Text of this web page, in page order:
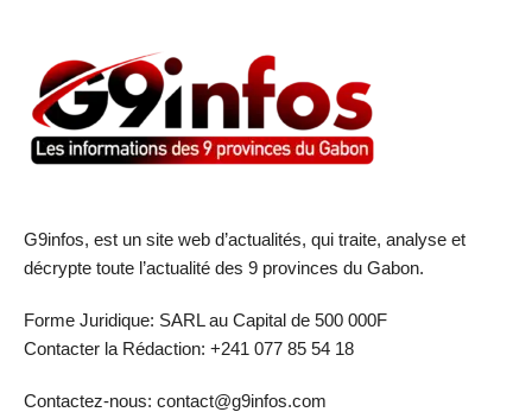
G9infos, est un site web d’actualités, qui traite, analyse et
décrypte toute l’actualité des 9 provinces du Gabon.
Forme Juridique: SARL au Capital de 500 000F
Contacter la Rédaction: +241 077 85 54 18
Contactez-nous: contact@g9infos.com